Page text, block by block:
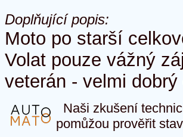
Doplňující popis:
Moto po starší
Volat pouze vážný
veterán - velmi
Naši zkušení
pomůžou prověřit